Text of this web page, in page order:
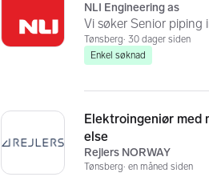
NLI Engineering as
Vi søker Senior piping
Tønsberg 30 dager siden
Enkel søknad
Elektroingeniør med
else
Rejlers NORWAY
Tønsberg en måned siden